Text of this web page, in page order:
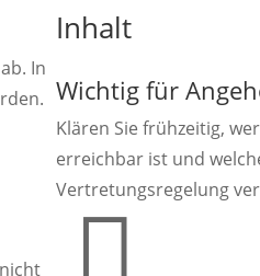
In
Inhalt
Wichtig für
Klären Sie frühzeitig,
erreichbar ist und
Vertretungsregelung